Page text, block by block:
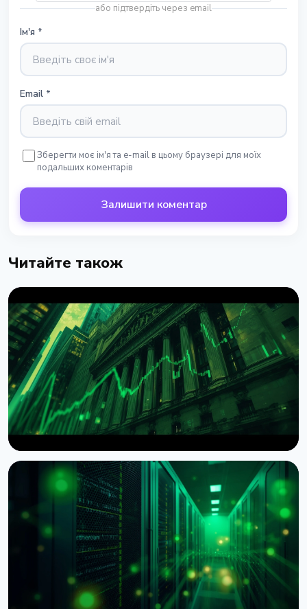
або підтвердіть через email
Ім'я *
Email *
Зберегти моє ім'я та e-mail в цьому браузері для моїх
подальших коментарів
Залишити коментар
Читайте також
НОВИНА
Wintermute отримав статус брокера-дилера в
США
7 серпня 2026 р.4 хв читання